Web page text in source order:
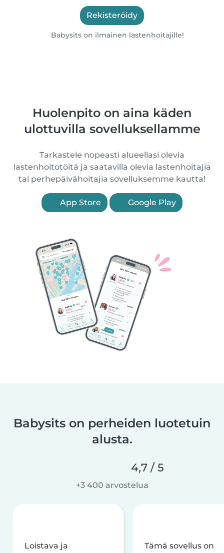
Rekisteröidy
Babysits on ilmainen lastenhoitajille!
Huolenpito on aina käden
ulottuvilla sovelluksellamme
Tarkastele nopeasti alueellasi olevia
lastenhoitotöitä ja saatavilla olevia lastenhoitajia
tai perhepäivähoitajia sovelluksemme kautta!
App Store Google Play
Babysits on perheiden luotetuin
alusta.
4,7 / 5
+3 400 arvostelua
Loistava ja
Tämä sovellus on